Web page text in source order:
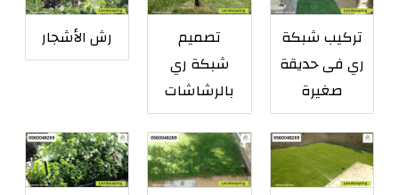
تركيب شبكة
ري فى حديقة
صغيرة
تصميم
شبكة ري
بالرشاشات
رش الأشجار